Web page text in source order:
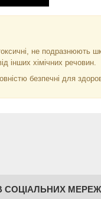
не подразнюють
інших хімічних речовин.
безпечні для
СОЦІАЛЬНИХ